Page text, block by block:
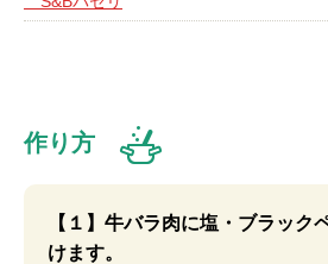
作り方
【１】牛バラ肉に塩・ブラック
けます。